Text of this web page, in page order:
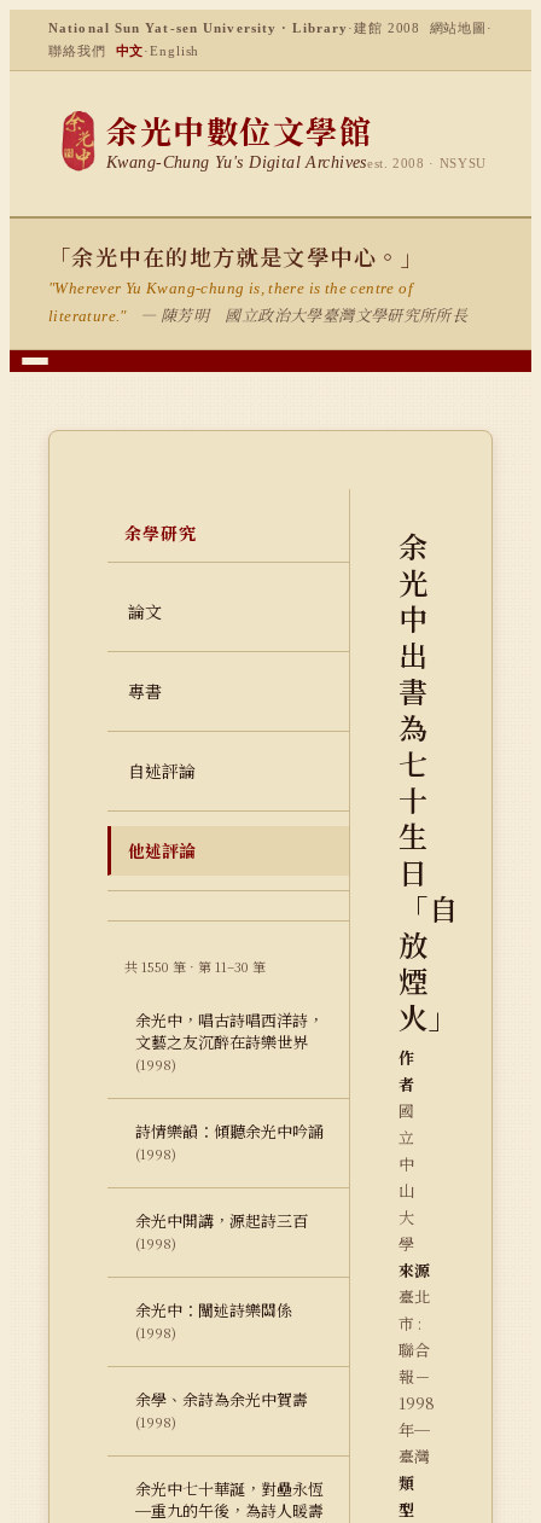
National Sun Yat-sen University · Library ·建館 2008 網站地圖 ·
聯絡我們
中文·English
余光中數位文學館
Kwang-Chung Yu's Digital Archivesest. 2008 · NSYSU
「余光中在的地方就是文學中心。」
"Wherever Yu Kwang-chung is, there is the centre of
literature."
— 陳芳明 國立政治大學臺灣文學研究所所長
余學研究
論文
專書
自述評論
他述評論
共 1550 筆 · 第 11–30 筆
余光中，唱古詩唱西洋詩，
文藝之友沉醉在詩樂世界
(1998)
詩情樂韻：傾聽余光中吟誦
(1998)
余光中開講，源起詩三百
(1998)
余光中：闡述詩樂關係
(1998)
余學、余詩為余光中賀壽
(1998)
余光中七十華誕，對壘永恆
─重九的午後，為詩人暖壽
余
光
中
出
書
為
七
十
生
日
「自
放
煙
火」
作
者
國
立
中
山
大
學
來源
臺北
市 :
聯合
報－
1998
年─
臺灣
類
型